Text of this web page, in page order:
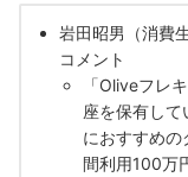
岩田昭男（消費
コメント
「Oliveフレ
座を保有して
におすすめ
間利用100万